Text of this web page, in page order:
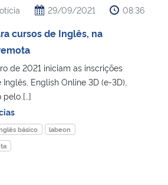
Inovações e Comunicações
29/09/2021 08:36
cursos de Inglês, na
de 2021 iniciam as inscrições
English Online 3D (e-3D),
pelo […]
básico
labeon